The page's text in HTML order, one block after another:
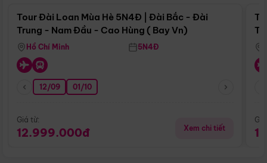
Tour Đài Loan Mùa Hè 5N4Đ | Đài Bắc - Đài
Trung - Nam Đầu - Cao Hùng ( Bay Vn)
Hồ Chí Minh 5N4Đ
12/09 01/10
Giá từ:
12.999.000đ Xem chi tiết